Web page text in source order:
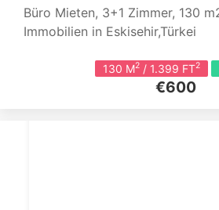
Büro Mieten, 3+1 Zimmer, 130
Immobilien in Eskisehir,Türkei
130 M2/ 1.399 FT2
€600